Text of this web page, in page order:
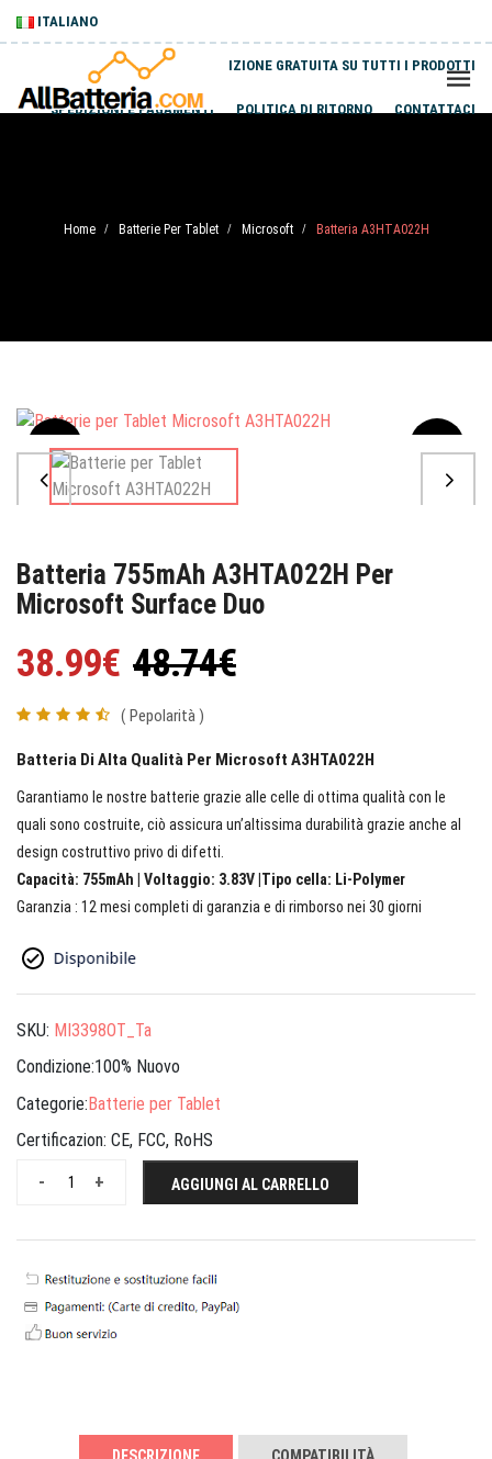
ITALIANO
SPEDIZIONE GRATUITA SU TUTTI I PRODOTTI
SPEDIZIONI E PAGAMENTI POLITICA DI RITORNO CONTATTACI
Home / Batterie Per Tablet / Microsoft / Batteria A3HTA022H
Sale
Batteria 755mAh A3HTA022H Per
Microsoft Surface Duo
38.99€ 48.74€
( Pepolarità )
Batteria Di Alta Qualità Per Microsoft A3HTA022H
Garantiamo le nostre batterie grazie alle celle di ottima qualità con le
quali sono costruite, ciò assicura un’altissima durabilità grazie anche al
design costruttivo privo di difetti.
Capacità: 755mAh | Voltaggio: 3.83V |Tipo cella: Li-Polymer
Garanzia : 12 mesi completi di garanzia e di rimborso nei 30 giorni
SKU: MI3398OT_Ta
Condizione:100% Nuovo
Categorie:Batterie per Tablet
Certificazion: CE, FCC, RoHS
+
- AGGIUNGI AL CARRELLO